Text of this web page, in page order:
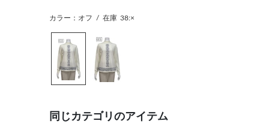
カラー：オフ / 在庫 38:×
同じカテゴリのアイテム